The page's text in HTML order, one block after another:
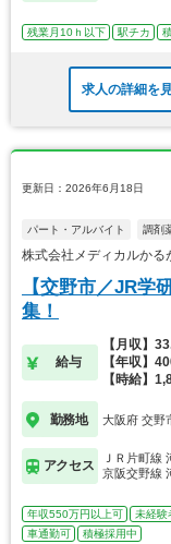
残業月10ｈ以下 駅チカ
求人の詳細を
更新日：2026年6月18日
パート・アルバイト 調剤
株式会社メディカルか
【交野市／JR
集！
給与
【月収】
【年収】
【時給】
勤務地 大阪府 交野
アクセス
ＪＲ片町線
京阪交野線
年収550万円以上可 未経験
車通勤可
積極採用中